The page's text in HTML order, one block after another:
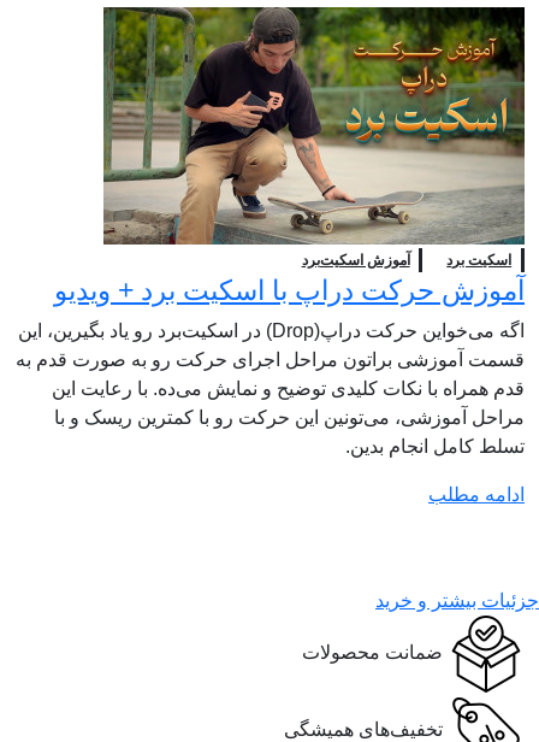
اسکیت برد آموزش اسکیت‌برد
آموزش حرکت دراپ با اسکیت برد + ویدیو
اگه می‌خواین حرکت دراپ(Drop) در اسکیت‌برد رو یاد بگیرین، این
قسمت آموزشی براتون مراحل اجرای حرکت رو به صورت قدم به
قدم همراه با نکات کلیدی توضیح و نمایش می‌ده. با رعایت این
مراحل آموزشی، می‌تونین این حرکت رو با کمترین ریسک و با
تسلط کامل انجام بدین.
ادامه مطلب
جزئیات بیشتر و خرید
ضمانت محصولات
تخفیف‌های همیشگی